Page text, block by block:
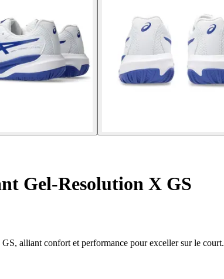
Gel-Resolution X GS
alliant confort et performance pour exceller sur le court.